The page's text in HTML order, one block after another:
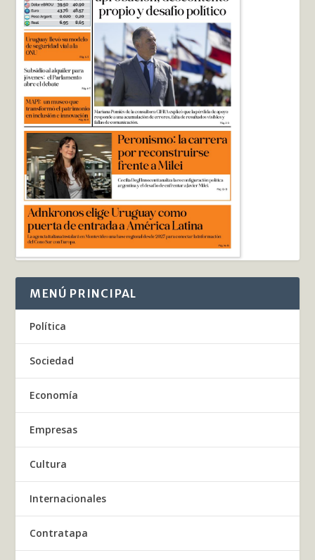
MENÚ PRINCIPAL
Política
Sociedad
Economía
Empresas
Cultura
Internacionales
Contratapa